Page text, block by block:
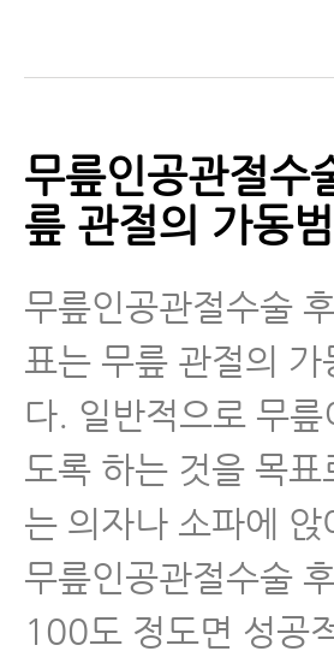
무릎인공관절수
릎 관절의 가동
무릎인공관절수술
표는 무릎 관절의
다. 일반적으로 무
도록 하는 것을 목
는 의자나 소파에
무릎인공관절수술
100도 정도면 성공